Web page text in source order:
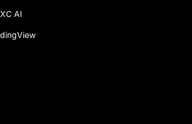
AI